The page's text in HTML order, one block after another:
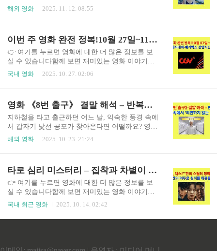
유령 이야기가 아닌, 인간의 내면 깊은 상처와 죄책
감을 드러내며 슬픔과 공포를 한 화면에 담아냈다.
슬픈 가족의 초상화로 남았다.영화의 탄생 – 전래
동화에서 심리 공포로김지..
을 거스른다는 이유로 손가락질받는 사람들. 영화
한 성장 영화가 아닙니다. 금기와 편견 속에서도 자
신을 잃지 않으려는 한 소녀의 용기를 통해, 우리
모두가 ‘진짜 자신으로 살아간다’는 의미를 다시
묻게 만듭니다. 목차고민하는 당신에게 – 왜 ‘왼손
잡이 소녀’를 봐야 하는가감독 션 베이커와 쩌우스
라운 힘웃음과 눈물, 그리고 인간다움의 온도전통
을 넘어 새로운 세대를 향한..
해외 영화 2025. 11. 12. 08:55
이번 주 영화 완전 정복!10월 27일~11월 2일 CGV·롯데시네마·메가박스 상영시간표 총정리
👉 여기를 누르면 영화에 대한 더 많은 정보를 보
실 수 있습니다함께 보면 재미있는 영화 이야기넷
플릭스 영화 추천부터 한국 영화 리뷰, 숨겨진 명작
적 있으신가요?이번 주(10월 27일~11월 2일)는 극
장가가 어느 때보다 풍성합니다.CGV·롯데시네마·
메가박스 세 주요 영화관이 일제히 가을 시즌 신작
라인업을 공개했기 때문입니다.한국 스릴러, 해외
액션, 그리고 감성 애니메이션까지지금 이 글 한 편
시네마 개봉작과 예매 정보메가박스 개봉 예정작
정리관객 평점 TO..
국내 영화 2025. 10. 27. 02:06
영화 《8번 출구》 결말 해석 – 반복되는 지옥 속에서 ‘외면하지 않는 용기’
지하철을 타고 출근하던 어느 날, 익숙한 풍경 속에
서 갑자기 낯선 공포가 찾아온다면 어떨까요? 영화
《8번 출구》는 단순한 미스터리나 호러물이 아닙
무엇을 외면하고 있나요?” 원작 인디 게임의 철학
을 영화적으로 재해석한 《8번 출구》는, 끝없는
회피 속에서 벗어나기 위한 용기의 의미를 깊이 있
게 탐구합니다.👉 여기를 누르면 영화에 대한 더
많은 정보를 보실 수 있습니다함께 보면 재미있는
영화 이야기넷플릭스 영화 추천부터 한국 영화 리
목차영화 〈8번 출구〉..
해외 영화 2025. 10. 23. 21:24
타로 심리 미스터리 – 집착과 차별이 만들어낸 인간의 그림자
👉 여기를 누르면 영화에 대한 더 많은 정보를 보
실 수 있습니다함께 보면 재미있는 영화 이야기넷
플릭스 영화 추천부터 한국 영화 리뷰, 숨겨진 명작
프에서 계속 확인하실 수 있습니다.누군가의 친절
로 변할 때, 우리는 어디까지 참아야 할까요. 드라
국내 최근 영화 2025. 10. 14. 02:42